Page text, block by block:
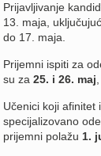
Prijavljivanje
13. maja,
do 17. maja.
Prijemni ispiti za
su za 25. i 26. maj
Učenici koji afinitet
specijalizovano
prijemni polažu 1.